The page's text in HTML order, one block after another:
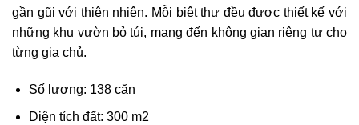
gần gũi với thiên nhiên. Mỗi biệt thự đều được thiết kế với
những khu vườn bỏ túi, mang đến không gian riêng tư cho
từng gia chủ.
Số lượng: 138 căn
Diện tích đất: 300 m2